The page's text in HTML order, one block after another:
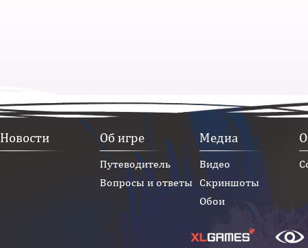
Новости Об игре
Путеводитель
Вопросы и ответы
Медиа
Видео
Скриншоты
Обои